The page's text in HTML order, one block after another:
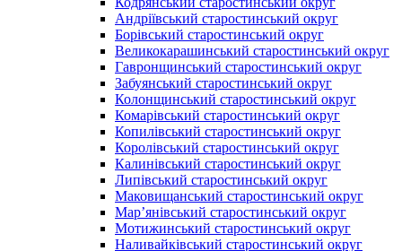
Андріївський старостинський округ
Борівський старостинський округ
Великокарашинський старостинський округ
Гавронщинський старостинський округ
Забуянський старостинський округ
Колонщинський старостинський округ
Комарівський старостинський округ
Копилівський старостинський округ
Королівський старостинський округ
Калинівський старостинський округ
Липівський старостинський округ
Маковищанський старостинський округ
Мар’янівський старостинський округ
Мотижинський старостинський округ
Наливайківський старостинський округ